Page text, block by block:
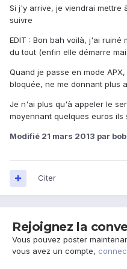
Si j'y arrive, je viendrai mettre
suivre
EDIT : Bon bah voilà, j'ai ruiné
du tout (enfin elle démarre
Quand je passe en mode
bloquée, ne me donnant plus
Je n'ai plus qu'à appeler le
moyennant quelques euros ils
Modifié 21 mars 2013 par
Citer
Rejoignez la
Vous pouvez poster
vous avez un compte,